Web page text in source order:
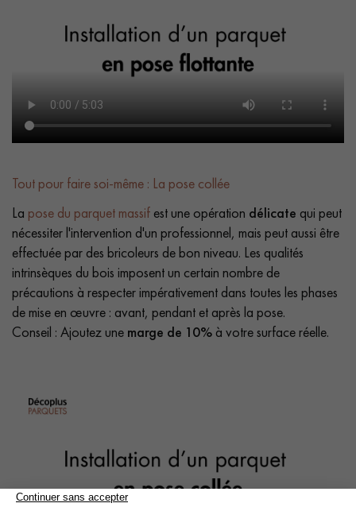
Tout pour faire soi-même : La pose collée
La pose du parquet massif est une opération délicate qui peut
nécessiter l'intervention d'un professionnel, mais peut aussi être
effectuée par des bricoleurs de bon niveau. Les qualités
intrinsèques du bois imposent un certain nombre de
précautions à respecter impérativement dans toutes les phases
de mise en œuvre : avant, pendant et après la pose.
Conseil : Ajoutez une marge de 10% à votre surface réelle.